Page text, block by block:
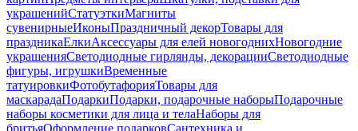
украшенийСтатуэткиМагниты
сувенирныеИконыПраздничный декорТовары для
праздникаЕлкиАксессуары для елей новогоднихНовогодние
украшенияСветодиодные гирлянды, декорацииСветодиодные
фигуры, игрушкиВременные
татуировкиФотобутафорияТовары для
маскарадаПодаркиПодарки, подарочные наборыПодарочные
наборы косметики для лица и телаНаборы для
бритьяОформление подарковСантехника и